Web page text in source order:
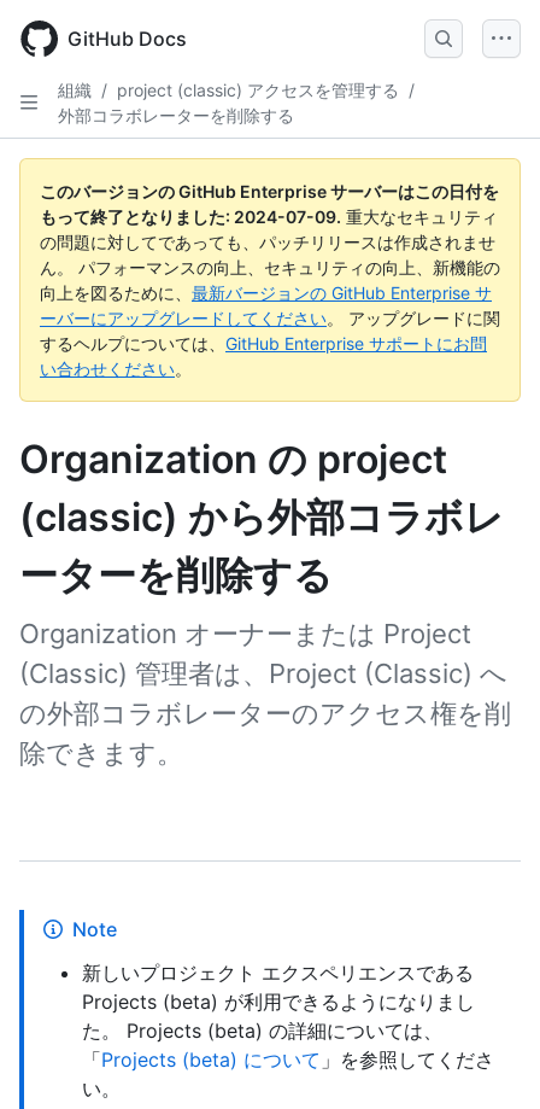
main
content
GitHub Docs
組織 / project (classic) アクセスを管理する
/
外部コラボレーターを削除する
このバージョンの GitHub Enterprise サーバーはこの日付を
もって終了となりました: 2024-07-09. 重大なセキュリティ
の問題に対してであっても、パッチリリースは作成されませ
ん。 パフォーマンスの向上、セキュリティの向上、新機能の
向上を図るために、 最新バージョンの GitHub Enterprise サ
ーバーにアップグレードしてください。 アップグレードに関
するヘルプについては、 GitHub Enterprise サポートにお問
い合わせください。
Organization の project
(classic) から外部コラボレ
ーターを削除する
Organization オーナーまたは Project
(Classic) 管理者は、Project (Classic) へ
の外部コラボレーターのアクセス権を削
除できます。
Note
新しいプロジェクト エクスペリエンスである
Projects (beta) が利用できるようになりまし
た。 Projects (beta) の詳細については、
「Projects (beta) について 」を参照してくださ
い。